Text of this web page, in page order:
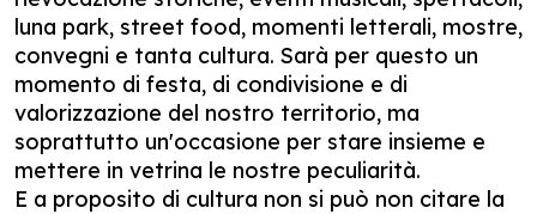
luna park, street food, momenti letterali, mostre,
convegni e tanta cultura. Sarà per questo un
momento di festa, di condivisione e di
valorizzazione del nostro territorio, ma
soprattutto un'occasione per stare insieme e
mettere in vetrina le nostre peculiarità.
E a proposito di cultura non si può non citare la